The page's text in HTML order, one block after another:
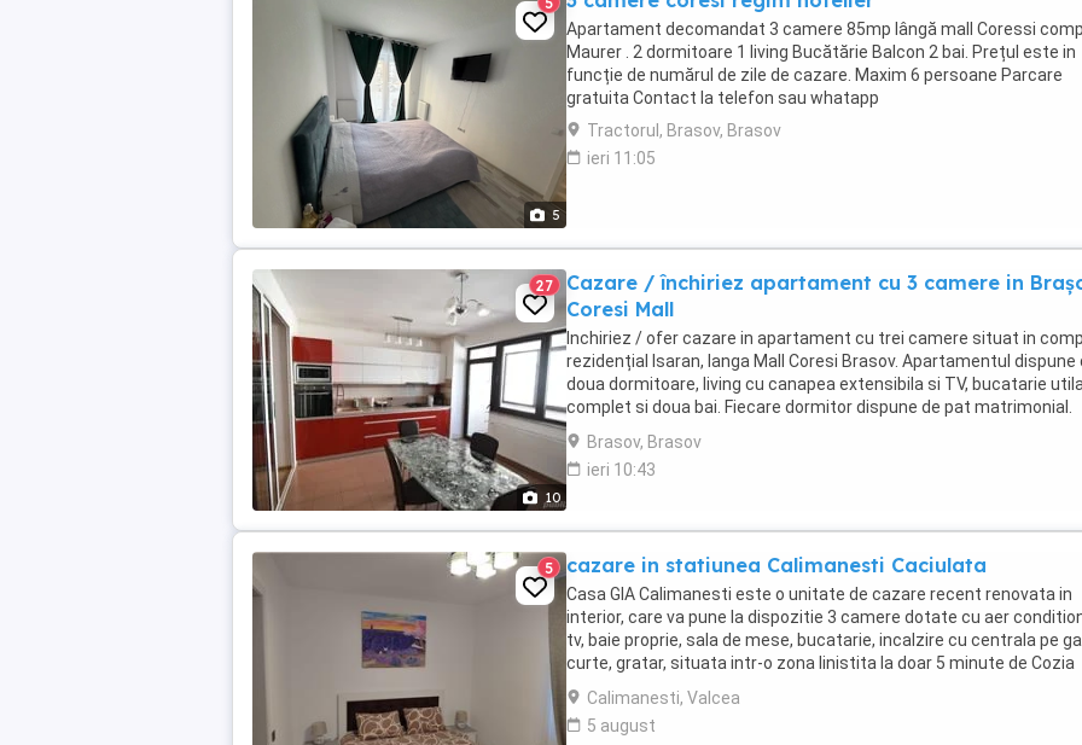
5
Apartament decomandat 3 camere 85mp lângă mall Coressi
Maurer . 2 dormitoare 1 living Bucătărie Balcon 2 bai. Prețul este in
funcție de numărul de zile de cazare. Maxim 6 persoane Parcare
gratuita Contact la telefon sau whatapp
Tractorul, Brasov, Brasov
ieri 11:05
10
27
Cazare / închiriez apartament cu 3 camere in
Coresi Mall
Inchiriez / ofer cazare in apartament cu trei camere situat in
rezidențial Isaran, langa Mall Coresi Brasov. Apartamentul dispune
doua dormitoare, living cu canapea extensibila si TV, bucatarie
complet si doua bai. Fiecare dormitor dispune de pat matrimonial.
Apartament Isaran este ...
Brasov, Brasov
ieri 10:43
5 cazare in statiunea Calimanesti Caciulata
Casa GIA Calimanesti este o unitate de cazare recent renovata in
interior, care va pune la dispozitie 3 camere dotate cu aer
tv, baie proprie, sala de mese, bucatarie, incalzire cu centrala pe
curte, gratar, situata intr-o zona linistita la doar 5 minute de Cozia
AquaPark . In anumite ...
Calimanesti, Valcea
5 august